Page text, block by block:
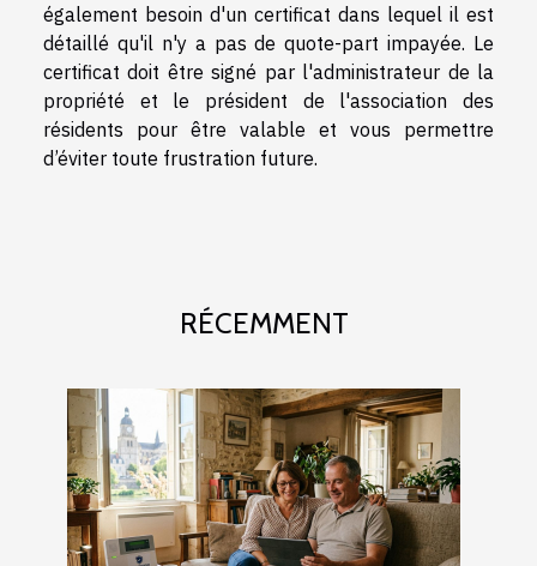
également besoin d'un certificat dans lequel il est
détaillé qu'il n'y a pas de quote-part impayée. Le
certificat doit être signé par l'administrateur de la
propriété et le président de l'association des
résidents pour être valable et vous permettre
d’éviter toute frustration future.
RÉCEMMENT